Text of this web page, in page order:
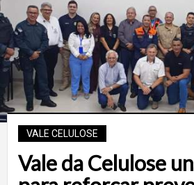
VALE CELULOSE
Vale da Celulose